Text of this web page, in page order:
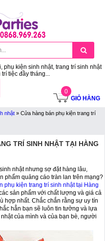
phụ kiện sinh nhật, trang trí sinh nhật
tiệc đầy tháng...
0
GIỎ HÀNG
nhật » Cửa hàng bán phụ kiện trang trí
TRÍ SINH NHẬT TẠI HÀNG
nhật nhưng sợ đặt hàng lâu,
phẩm quảng cáo tràn lan trên mạng?
phụ kiện trang trí sinh nhật tại Hàng
sản phẩm với chất lượng và giá cả
hợp nhất. Chắc chắn rằng sự uy tín
hẳn bạn sẽ luôn tin tưởng và lựa
của mình và của bạn bè, người